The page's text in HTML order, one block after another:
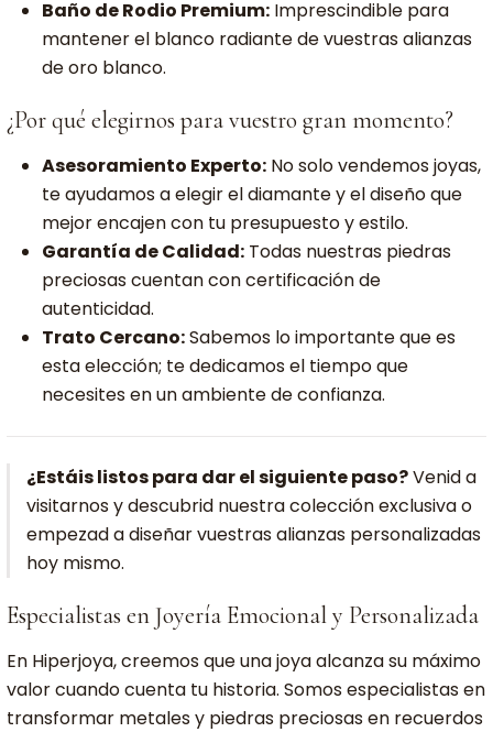
Baño de Rodio Premium: Imprescindible para
mantener el blanco radiante de vuestras alianzas
de oro blanco.
¿Por qué elegirnos para vuestro gran momento?
Asesoramiento Experto: No solo vendemos joyas,
te ayudamos a elegir el diamante y el diseño que
mejor encajen con tu presupuesto y estilo.
Garantía de Calidad: Todas nuestras piedras
preciosas cuentan con certificación de
autenticidad.
Trato Cercano:Sabemos lo importante que es
esta elección; te dedicamos el tiempo que
necesites en un ambiente de confianza.
¿Estáis listos para dar el siguiente paso?Venid a
visitarnos y descubrid nuestra colección exclusiva o
empezad a diseñar vuestras alianzas personalizadas
hoy mismo.
Especialistas en Joyería Emocional y Personalizada
En Hiperjoya, creemos que una joya alcanza su máximo
valor cuando cuenta tu historia. Somos especialistas en
transformar metales y piedras preciosas en recuerdos